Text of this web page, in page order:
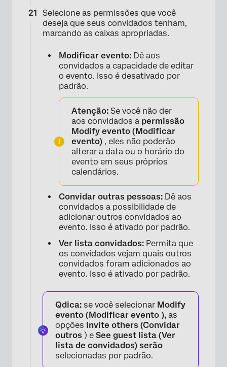
×
Selecione as permissões que você
deseja que seus convidados tenham,
marcando as caixas apropriadas.
Modificar evento: Dê aos
convidados a capacidade de editar
o evento. Isso é desativado por
padrão.
Atenção: Se você não der
aos convidados a permissão
Modify evento (Modificar
evento) , eles não poderão
alterar a data ou o horário do
evento em seus próprios
calendários.
Convidar outras pessoas: Dê aos
convidados a possibilidade de
adicionar outros convidados ao
evento. Isso é ativado por padrão.
Ver lista convidados: Permita que
os convidados vejam quais outros
convidados foram adicionados ao
evento. Isso é ativado por padrão.
Qdica: se você selecionar Modify
evento (Modificar evento ), as
opções Invite others (Convidar
outros ) e See guest lista (Ver
lista de convidados) serão
selecionadas por padrão.